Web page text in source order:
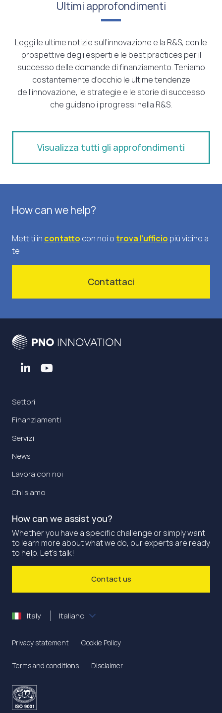
Ultimi approfondimenti
Leggi le ultime notizie sull’innovazione e la R&S, con le
prospettive degli esperti e le best practices per il
successo delle domande di finanziamento. Teniamo
costantemente d’occhio le ultime tendenze
dell’innovazione, le strategie e le storie di successo
che guidano i progressi nella R&S.
Visualizza tutti gli approfondimenti
How can we help?
Mettiti in contatto con noi o trova l’ufficio più vicino a
te
Contattaci
Settori
Finanziamenti
Servizi
News
Lavora con noi
Chi siamo
How can we assist you?
Whether you have a specific challenge or simply want
to learn more about what we do, our experts are ready
to help. Let's talk!
Contact us
Italy Italiano
Privacy statement Cookie Policy
Terms and conditions Disclaimer